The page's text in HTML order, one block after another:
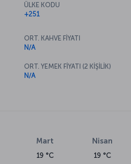
ÜLKE KODU
+251
ORT. KAHVE FİYATI
N/A
ORT. YEMEK FİYATI (2 KİŞİLİK)
N/A
Mart
19 °C
Nisan
19 °C